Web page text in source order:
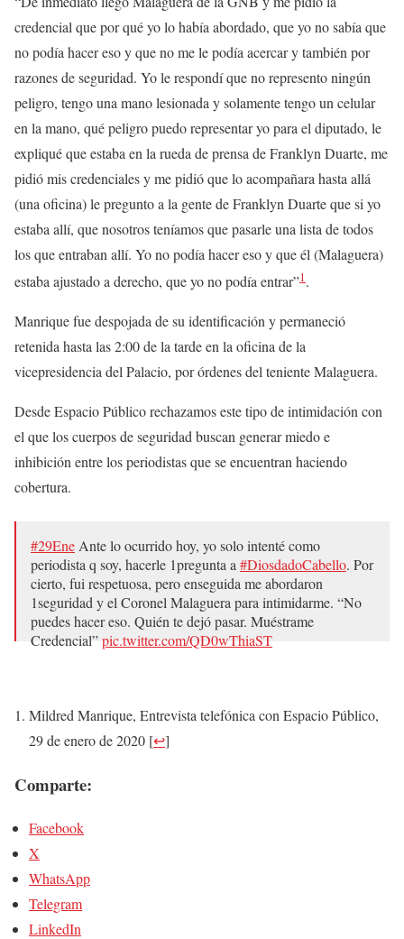
credencial que por qué yo lo había abordado, que yo no sabía que
no podía hacer eso y que no me le podía acercar y también por
razones de seguridad. Yo le respondí que no represento ningún
peligro, tengo una mano lesionada y solamente tengo un celular
en la mano, qué peligro puedo representar yo para el diputado, le
expliqué que estaba en la rueda de prensa de Franklyn Duarte, me
pidió mis credenciales y me pidió que lo acompañara hasta allá
(una oficina) le pregunto a la gente de Franklyn Duarte que si yo
estaba allí, que nosotros teníamos que pasarle una lista de todos
los que entraban allí. Yo no podía hacer eso y que él (Malaguera)
estaba ajustado a derecho, que yo no podía entrar”1.
Manrique fue despojada de su identificación y permaneció
retenida hasta las 2:00 de la tarde en la oficina de la
vicepresidencia del Palacio, por órdenes del teniente Malaguera.
Desde Espacio Público rechazamos este tipo de intimidación con
el que los cuerpos de seguridad buscan generar miedo e
inhibición entre los periodistas que se encuentran haciendo
cobertura.
#29Ene Ante lo ocurrido hoy, yo solo intenté como
periodista q soy, hacerle 1pregunta a #DiosdadoCabello. Por
cierto, fui respetuosa, pero enseguida me abordaron
1seguridad y el Coronel Malaguera para intimidarme. “No
puedes hacer eso. Quién te dejó pasar. Muéstrame
Credencial”pic.twitter.com/QD0wThiaST
Mildred Manrique, Entrevista telefónica con Espacio Público,
29 de enero de 2020 [↩]
Comparte:
Facebook
X
WhatsApp
Telegram
LinkedIn